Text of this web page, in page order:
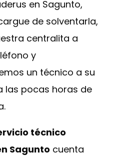
en Sagunto,
de solventarla,
centralita a
y
un técnico a su
las pocas horas de
técnico
Sagunto cuenta